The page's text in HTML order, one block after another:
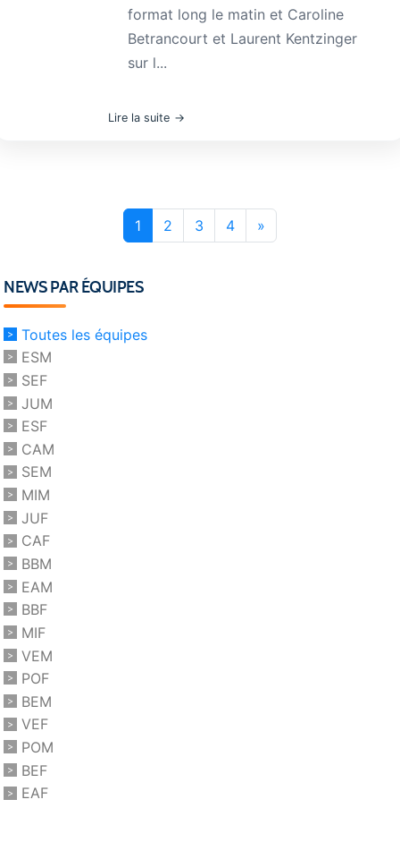
format long le matin et Caroline
Betrancourt et Laurent Kentzinger
sur l...
Lire la suite
1 2 3 4 »
NEWS PAR ÉQUIPES
Toutes les équipes
ESM
SEF
JUM
ESF
CAM
SEM
MIM
JUF
CAF
BBM
EAM
BBF
MIF
VEM
POF
BEM
VEF
POM
BEF
EAF